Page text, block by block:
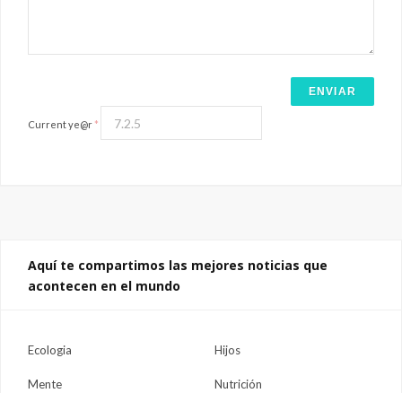
Current ye@r *
Aquí te compartimos las mejores noticias que
acontecen en el mundo
Ecologia Hijos
Mente Nutrición